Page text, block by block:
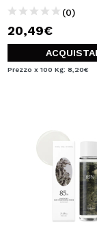
(0)
20,49€
Prezzo x 100 Kg: 8,20€